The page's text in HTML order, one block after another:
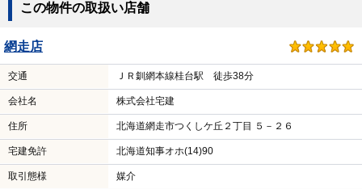
この物件の取扱い店舗
網走店
交通 ＪＲ釧網本線桂台駅 徒歩38分
会社名 株式会社宅建
住所 北海道網走市つくしケ丘２丁目 ５－２６
宅建免許 北海道知事オホ(14)90
取引態様 媒介